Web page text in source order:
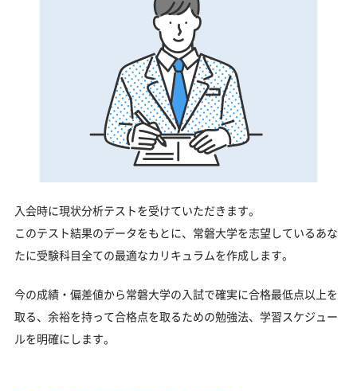
入会時に現状分析テストを受けていただきます。
このテスト結果のデータをもとに、常磐大学を志望しているあな
たに受験科目全ての最適なカリキュラムを作成します。
今の成績・偏差値から常磐大学の入試で確実に合格最低点以上を
取る、余裕を持って合格点を取るための勉強法、学習スケジュー
ルを明確にします。